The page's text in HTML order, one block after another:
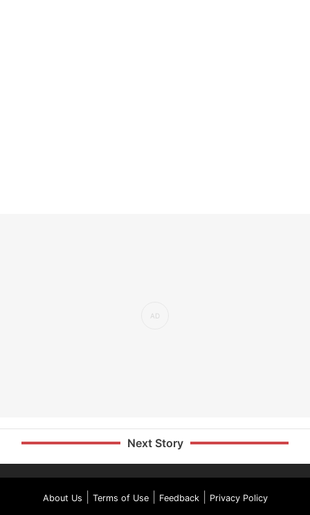
Next Story
About Us Terms of Use| Feedback| Privacy Policy